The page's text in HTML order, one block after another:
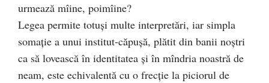
urmează mîine, poimîine?
Legea permite totuşi multe interpretări, iar simpla
somaţie a unui institut-căpuşă, plătit din banii noştri
ca să lovească în identitatea şi în mîndria noastră de
neam, este echivalentă cu o frecţie la piciorul de